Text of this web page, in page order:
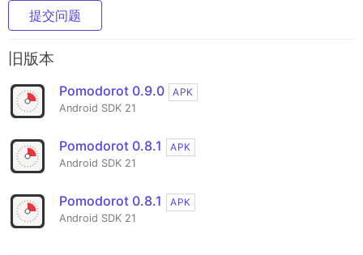
提交问题
旧版本
Pomodorot 0.9.0
APK
Android SDK 21
Pomodorot 0.8.1
APK
Android SDK 21
Pomodorot 0.8.1
APK
Android SDK 21